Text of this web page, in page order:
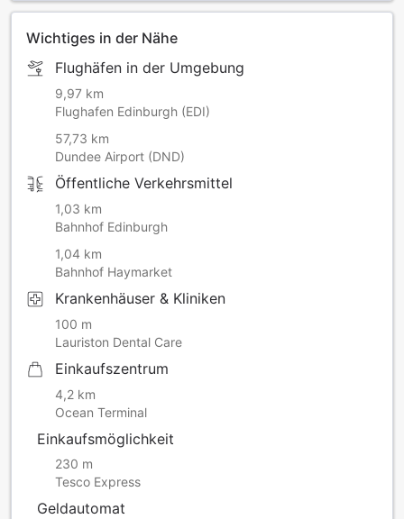
Wichtiges in der Nähe
Flughäfen in der Umgebung
9,97 km
Flughafen Edinburgh (EDI)
57,73 km
Dundee Airport (DND)
Öffentliche Verkehrsmittel
1,03 km
Bahnhof Edinburgh
1,04 km
Bahnhof Haymarket
Krankenhäuser & Kliniken
100 m
Lauriston Dental Care
Einkaufszentrum
4,2 km
Ocean Terminal
Einkaufsmöglichkeit
230 m
Tesco Express
Geldautomat